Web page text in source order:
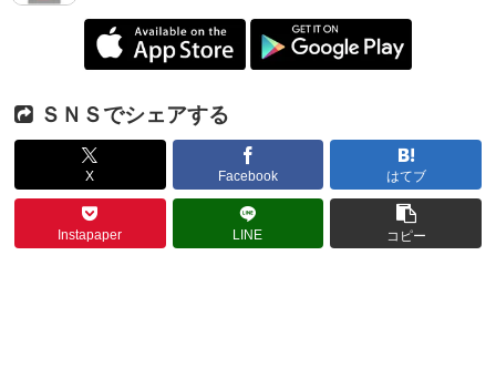
ＳＮＳでシェアする
X Facebook はてブ
Instapaper LINE コピー